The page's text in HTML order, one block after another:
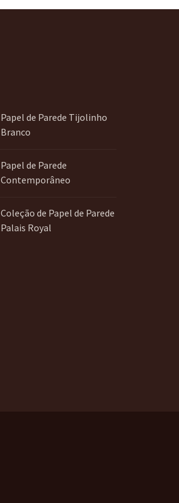
Papel de Parede Tijolinho
Branco
Papel de Parede
Contemporâneo
Coleção de Papel de Parede
Palais Royal